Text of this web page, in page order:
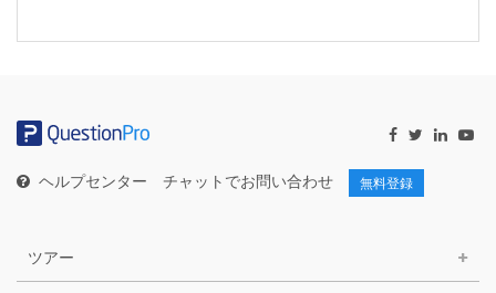
ヘルプセンター チャットでお問い合わせ 無料登録
ツアー